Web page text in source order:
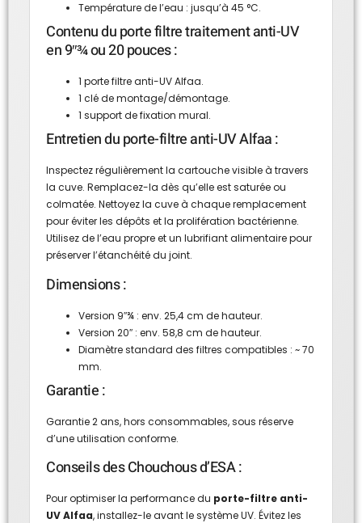
Température de l’eau : jusqu’à 45 °C.
Contenu du porte filtre traitement anti-UV
en 9″¾ ou 20 pouces :
1 porte filtre anti-UV Alfaa.
1 clé de montage/démontage.
1 support de fixation mural.
Entretien du porte-filtre anti-UV Alfaa :
Inspectez régulièrement la cartouche visible à travers
la cuve. Remplacez-la dès qu’elle est saturée ou
colmatée. Nettoyez la cuve à chaque remplacement
pour éviter les dépôts et la prolifération bactérienne.
Utilisez de l’eau propre et un lubrifiant alimentaire pour
préserver l’étanchéité du joint.
Dimensions :
Version 9″¾ : env. 25,4 cm de hauteur.
Version 20″ : env. 58,8 cm de hauteur.
Diamètre standard des filtres compatibles : ~ 70
mm.
Garantie :
Garantie 2 ans, hors consommables, sous réserve
d’une utilisation conforme.
Conseils des Chouchous d’ESA :
Pour optimiser la performance du porte-filtre anti-
UV Alfaa, installez-le avant le système UV. Évitez les